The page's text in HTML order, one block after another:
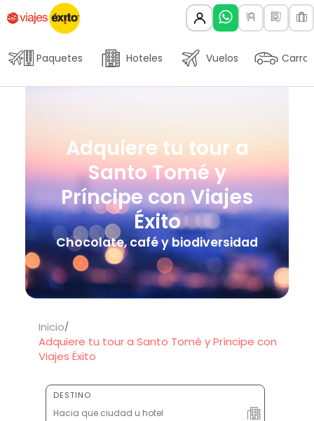
Paquetes Hoteles Vuelos Carros
Adquiere tu tour a
Santo Tomé y
Príncipe con Viajes
Éxito
Chocolate, café y biodiversidad
Inicio
Adquiere tu tour a Santo Tomé y Príncipe con
Viajes Éxito
DESTINO